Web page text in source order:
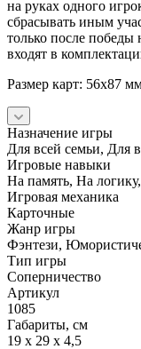
на руках одного
сбрасывать иным
только после
входят в
Размер карт: 56x87
Назначение игры
Для всей семьи, Для
Игровые навыки
На память, На
Игровая механика
Карточные
Жанр игры
Фэнтези,
Тип игры
Соперничество
Артикул
1085
Габариты, см
19 x 29 x 4,5